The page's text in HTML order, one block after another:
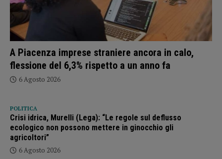
A Piacenza imprese straniere ancora in calo,
flessione del 6,3% rispetto a un anno fa
6 Agosto 2026
POLITICA
Crisi idrica, Murelli (Lega): “Le regole sul deflusso
ecologico non possono mettere in ginocchio gli
agricoltori”
6 Agosto 2026